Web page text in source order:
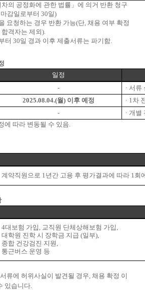
차의 공정화에 관한 법률 」 에 의거 반환 청구
마감일로부터30일)
요청하는 경우 반환 가능(단 채용 여부 확정
합격자는 제외).
터30일 경과 이후 제출서류는 파기함
일정
- · 서류
2025.08.04.(월 ) 이후 예정 · 1차
- · 개별
에 따라 변동될 수 있음.
계약직원으로 1 년간 고용 후 평가결과에 따라 1 회
4대보험 가입 교직원 단체상해보험 가입
대학원 진학 시 장학금 지급(일부),
종합 건강검진 지원
통근버스 운영 등
류에 허위사실이 발견될 경우 채용 확정 이
있습니다